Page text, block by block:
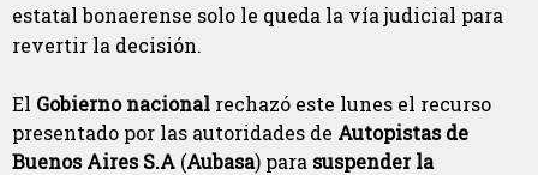
estatal bonaerense solo le queda la vía judicial para
revertir la decisión.
El Gobierno nacional rechazó este lunes el recurso
presentado por las autoridades de Autopistas de
Buenos Aires S.A (Aubasa) para suspender la